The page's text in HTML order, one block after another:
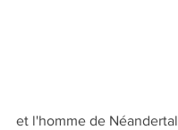
et l'homme de Néandertal